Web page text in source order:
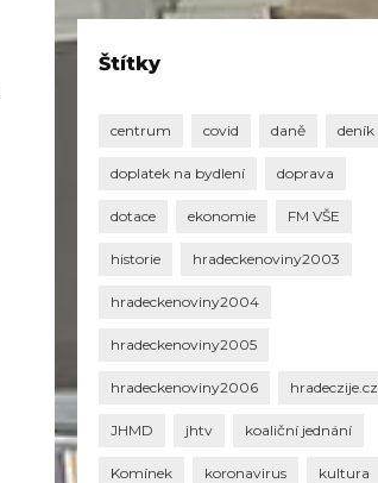
Štítky
centrum covid daně deník
doplatek na bydlení doprava
dotace ekonomie FM VŠE
historie hradeckenoviny2003
hradeckenoviny2004
hradeckenoviny2005
hradeckenoviny2006 hradeczije.cz
JHMD jhtv koaliční jednání
Komínek koronavirus kultura